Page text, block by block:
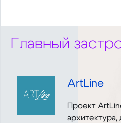
Главный
ArtLine
Проект
архитектура,